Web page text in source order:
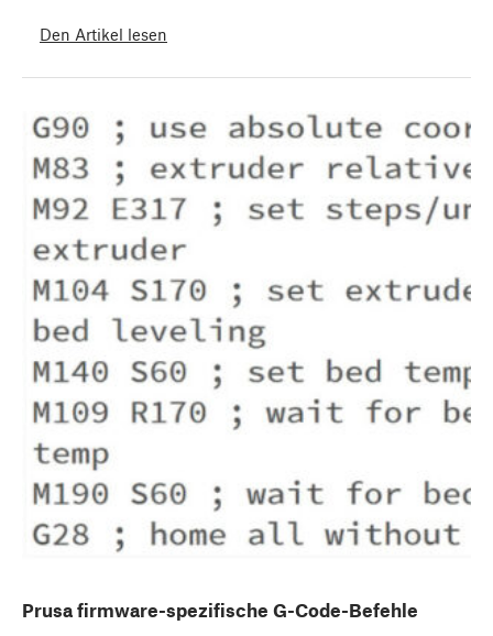
Den Artikel lesen
Prusa firmware-spezifische G-Code-Befehle